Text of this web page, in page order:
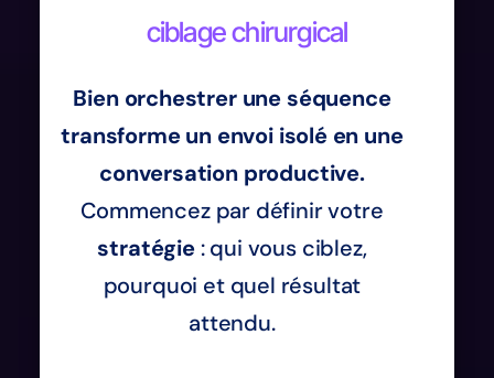
ciblage chirurgical
Bien orchestrer une séquence
transforme un envoi isolé en une
conversation productive.
Commencez par définir votre
stratégie: qui vous ciblez,
pourquoi et quel résultat
attendu.